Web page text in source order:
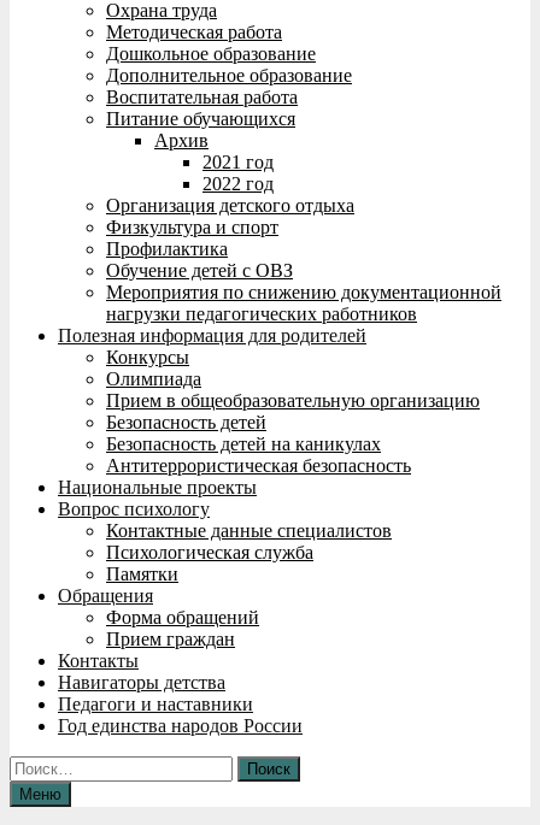
Охрана труда
Методическая работа
Дошкольное образование
Дополнительное образование
Воспитательная работа
Питание обучающихся
Архив
2021 год
2022 год
Организация детского отдыха
Физкультура и спорт
Профилактика
Обучение детей с ОВЗ
Мероприятия по снижению документационной
нагрузки педагогических работников
Полезная информация для родителей
Конкурсы
Олимпиада
Прием в общеобразовательную организацию
Безопасность детей
Безопасность детей на каникулах
Антитеррористическая безопасность
Национальные проекты
Вопрос психологу
Контактные данные специалистов
Психологическая служба
Памятки
Обращения
Форма обращений
Прием граждан
Контакты
Навигаторы детства
Педагоги и наставники
Год единства народов России
Найти:
Меню